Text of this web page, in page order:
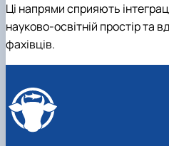
Ці напрями сприяють
науково-освітній простір та
фахівців.